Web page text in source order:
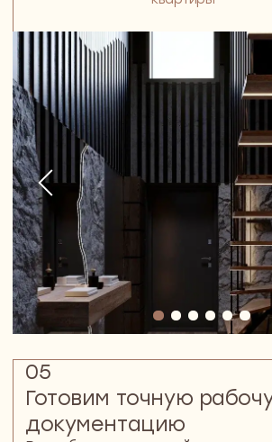
Квартира в ЖК Символ для семьи.
свободы в каждой комнате
ЧЕТЫРЕХКОМНАТНАЯ КВАРТИРА 99 м²
Инга, Евгений и маленькая Ася, теплая
любящая семья из Москвы
Дмитрий, Валерия, Маша и Миша.
Любящая семья из Москвы